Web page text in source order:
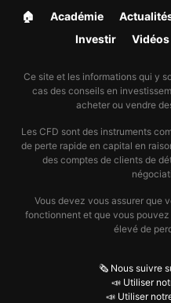
🏠︎ Académie
Investir Vidéos
Ce site et les informations qui y
cas des conseils en
acheter ou vendre
Les CFD sont des instruments
de perte rapide en capital en
des comptes de clients de
Vous devez vous assurer que
fonctionnent et que vous
élevé de
🗞️ Nous suivre
📣 Utiliser
📣 Utiliser